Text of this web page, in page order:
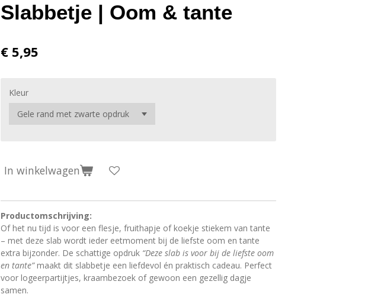
Slabbetje | Oom & tante
€ 5,95
Kleur
In winkelwagen
Productomschrijving:
Of het nu tijd is voor een flesje, fruithapje of koekje stiekem van tante
– met deze slab wordt ieder eetmoment bij de liefste oom en tante
extra bijzonder. De schattige opdruk “Deze slab is voor bij de liefste oom
en tante”maakt dit slabbetje een liefdevol én praktisch cadeau. Perfect
voor logeerpartijtjes, kraambezoek of gewoon een gezellig dagje
samen.